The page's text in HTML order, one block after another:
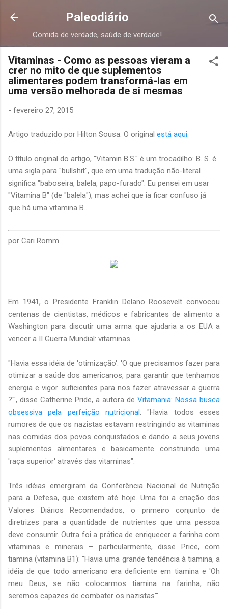
Pular para o conteúdo principal
Paleodiário
Comida de verdade, saúde de verdade!
Vitaminas - Como as pessoas vieram a
crer no mito de que suplementos
alimentares podem transformá-las em
uma versão melhorada de si mesmas
- fevereiro 27, 2015
Artigo traduzido por Hilton Sousa. O original está aqui
O título original do artigo, "Vitamin B.S." é um trocadilho: B. S. é
uma sigla para "bullshit", que em uma tradução não-literal
significa "baboseira, balela, papo-furado". Eu pensei em usar
"Vitamina B" (de "balela"), mas achei que ia ficar confuso já
que há uma vitamina B...
por Cari Romm
Em 1941, o Presidente Franklin Delano Roosevelt convocou
centenas de cientistas, médicos e fabricantes de alimento a
Washington para discutir uma arma que ajudaria a os EUA a
vencer a II Guerra Mundial: vitaminas.
"Havia essa idéia de 'otimização': 'O que precisamos fazer para
otimizar a saúde dos americanos, para garantir que tenhamos
energia e vigor suficientes para nos fazer atravessar a guerra
?'", disse Catherine Pride, a autora de Vitamania: Nossa busca
obsessiva pela perfeição nutricional . "Havia todos esses
rumores de que os nazistas estavam restringindo as vitaminas
nas comidas dos povos conquistados e dando a seus jovens
suplementos alimentares e basicamente construindo uma
'raça superior' através das vitaminas".
Três idéias emergiram da Conferência Nacional de Nutrição
para a Defesa, que existem até hoje. Uma foi a criação dos
Valores Diários Recomendados, o primeiro conjunto de
diretrizes para a quantidade de nutrientes que uma pessoa
deve consumir. Outra foi a prática de enriquecer a farinha com
vitaminas e minerais – particularmente, disse Price, com
tiamina (vitamina B1): "Havia uma grande tendência à tiamina, a
idéia de que todo americano era deficiente em tiamina e 'Oh
meu Deus, se não colocarmos tiamina na farinha, não
seremos capazes de combater os nazistas'".